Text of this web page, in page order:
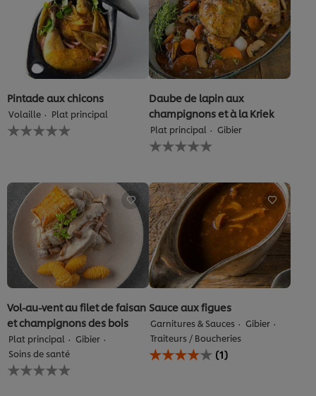
Pintade aux chicons
Volaille Plat principal
Aucune
évaluation
recipe
Daube de lapin aux
champignons et à la Kriek
Plat principal Gibier
Aucune
évaluation
ce
recipe
Vol-au-vent au filet de faisan
et champignons des bois
Plat principal
Gibier
Soins de santé
Aucune
évaluation
Sauce aux figues
Garnitures & Sauces
Gibier
Traiteurs / Boucheries
La
note
(1)